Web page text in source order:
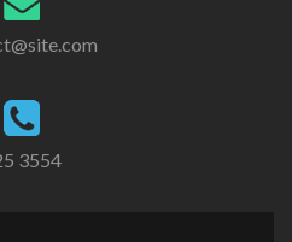
3554